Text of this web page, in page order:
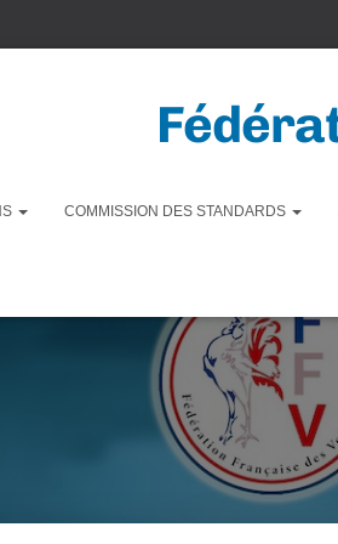
COMMISSION DES STANDARDS